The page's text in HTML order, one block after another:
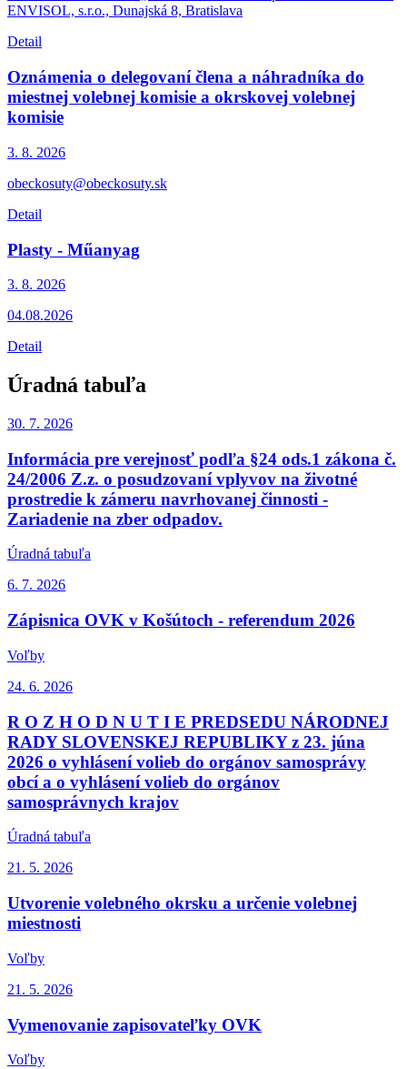
ENVISOL, s.r.o., Dunajská 8, Bratislava
Detail
Oznámenia o delegovaní člena a náhradníka do
miestnej volebnej komisie a okrskovej volebnej
komisie
3. 8. 2026
obeckosuty@obeckosuty.sk
Detail
Plasty - Műanyag
3. 8. 2026
04.08.2026
Detail
Úradná tabuľa
30. 7. 2026
Informácia pre verejnosť podľa §24 ods.1 zákona č.
24/2006 Z.z. o posudzovaní vplyvov na životné
prostredie k zámeru navrhovanej činnosti -
Zariadenie na zber odpadov.
Úradná tabuľa
6. 7. 2026
Zápisnica OVK v Košútoch - referendum 2026
Voľby
24. 6. 2026
R O Z H O D N U T I E PREDSEDU NÁRODNEJ
RADY SLOVENSKEJ REPUBLIKY z 23. júna
2026 o vyhlásení volieb do orgánov samosprávy
obcí a o vyhlásení volieb do orgánov
samosprávnych krajov
Úradná tabuľa
21. 5. 2026
Utvorenie volebného okrsku a určenie volebnej
miestnosti
Voľby
21. 5. 2026
Vymenovanie zapisovateľky OVK
Voľby